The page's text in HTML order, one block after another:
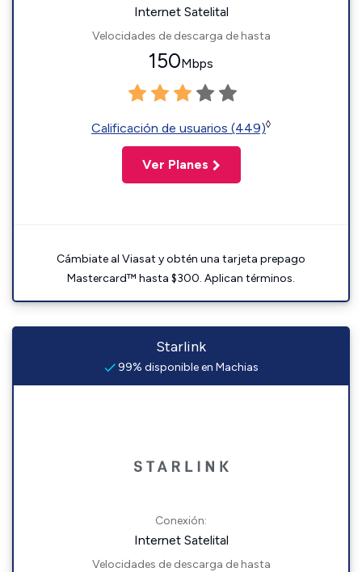
Internet Satelital
Velocidades de descarga de hasta
150Mbps
Calificación de usuarios (449)◊
Ver Planes
Cámbiate al Viasat y obtén una tarjeta prepago
Mastercard™ hasta $300. Aplican términos.
Starlink
99% disponible en Machias
Conexión:
Internet Satelital
Velocidades de descarga de hasta